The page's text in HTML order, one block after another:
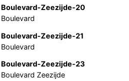
Boulevard-Zeezijde-20
Boulevard
Boulevard-Zeezijde-21
Boulevard
Boulevard-Zeezijde-23
Boulevard Zeezijde